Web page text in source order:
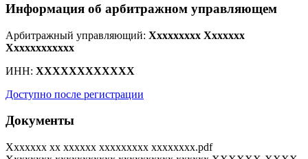
Информация об арбитражном управляющем
Арбитражный управляющий: Xxxxxxxxx Xxxxxxx
Xxxxxxxxxxxx
ИНН: XXXXXXXXXXXX
Доступно после регистрации
Документы
Xxxxxxx xx xxxxxx xxxxxxxxx xxxxxxxx.pdf